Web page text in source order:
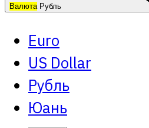
Валюта Рубль
Euro
US Dollar
Рубль
Юань